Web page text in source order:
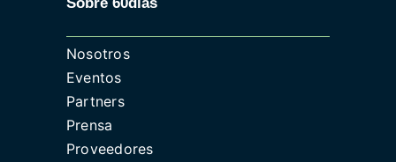
Nosotros
Eventos
Partners
Prensa
Proveedores